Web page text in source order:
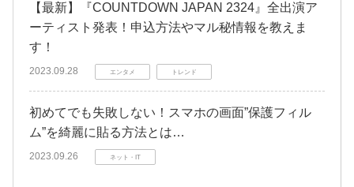
【最新】『COUNTDOWN JAPAN 2324』全出演ア
ーティスト発表！申込方法やマル秘情報を教えま
す！
2023.09.28 エンタメ トレンド
初めてでも失敗しない！スマホの画面”保護フィル
ム”を綺麗に貼る方法とは…
2023.09.26 ネット・IT